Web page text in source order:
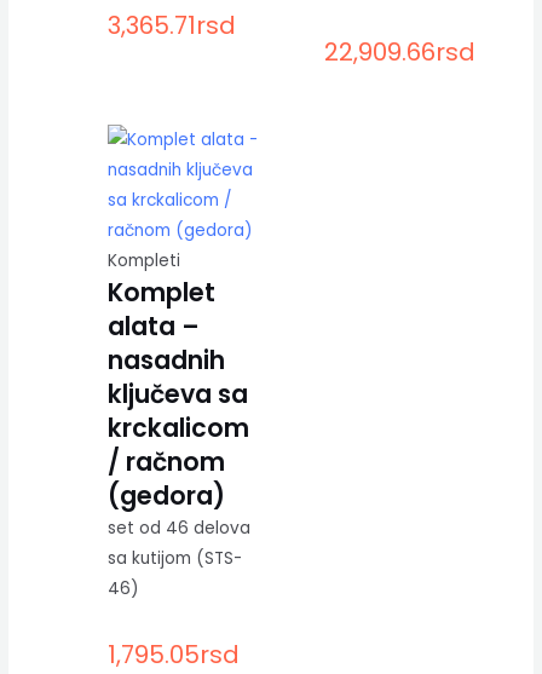
3,365.71rsd
22,909.66rsd
Kompleti
Komplet
alata –
nasadnih
ključeva sa
krckalicom
/ račnom
(gedora)
set od 46 delova
sa kutijom (STS-
46)
1,795.05rsd